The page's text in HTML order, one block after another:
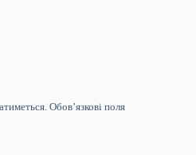
Обов’язкові поля